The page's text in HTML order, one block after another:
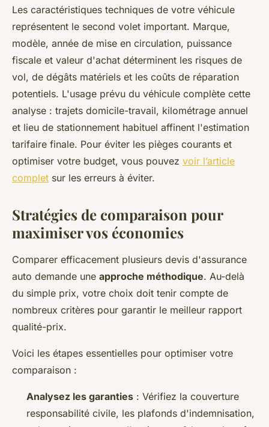
Les caractéristiques techniques de votre véhicule
représentent le second volet important. Marque,
modèle, année de mise en circulation, puissance
fiscale et valeur d'achat déterminent les risques de
vol, de dégâts matériels et les coûts de réparation
potentiels. L'usage prévu du véhicule complète cette
analyse : trajets domicile-travail, kilométrage annuel
et lieu de stationnement habituel affinent l'estimation
tarifaire finale. Pour éviter les pièges courants et
optimiser votre budget, vous pouvez voir l’article
complet sur les erreurs à éviter.
Stratégies de comparaison pour
maximiser vos économies
Comparer efficacement plusieurs devis d'assurance
auto demande une approche méthodique. Au-delà
du simple prix, votre choix doit tenir compte de
nombreux critères pour garantir le meilleur rapport
qualité-prix.
Voici les étapes essentielles pour optimiser votre
comparaison :
Analysez les garanties : Vérifiez la couverture
responsabilité civile, les plafonds d'indemnisation,